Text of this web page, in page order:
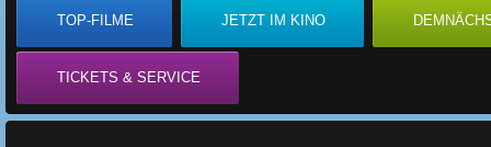
TOP-FILME JETZT IM KINO
TICKETS & SERVICE